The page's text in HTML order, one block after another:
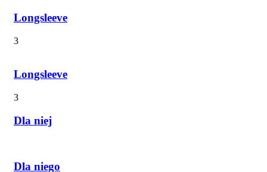
Longsleeve
3
Longsleeve
3
Dla niej
Dla niego